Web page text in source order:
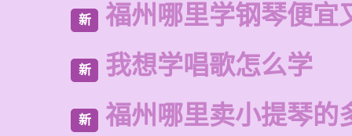
新 福州哪里学钢琴便宜
新 我想学唱歌怎么学
新 福州哪里卖小提琴的